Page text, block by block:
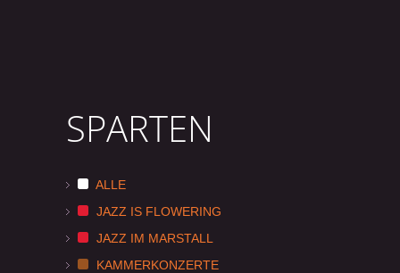
SPARTEN
ALLE
JAZZ IS FLOWERING
JAZZ IM MARSTALL
KAMMERKONZERTE